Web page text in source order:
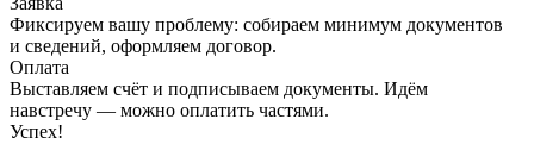
Фиксируем вашу проблему: собираем минимум документов
и сведений, оформляем договор.
Оплата
Выставляем счёт и подписываем документы. Идём
навстречу — можно оплатить частями.
Успех!